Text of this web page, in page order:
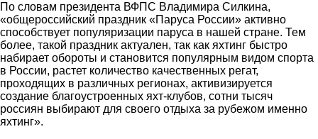
По словам президента ВФПС Владимира Силкина,
«общероссийский праздник «Паруса России» активно
способствует популяризации паруса в нашей стране. Тем
более, такой праздник актуален, так как яхтинг быстро
набирает обороты и становится популярным видом спорта
в России, растет количество качественных регат,
проходящих в различных регионах, активизируется
создание благоустроенных яхт-клубов, сотни тысяч
россиян выбирают для своего отдыха за рубежом именно
яхтинг».